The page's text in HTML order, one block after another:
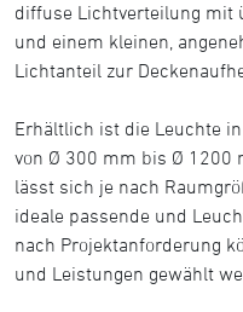
diffuse Lichtverteilung mit
und einem kleinen,
Lichtanteil zur
Erhältlich ist die Leuchte
von Ø 300 mm bis Ø 1200
lässt sich je nach
ideale passende und
nach Projektanforderung
und Leistungen gewählt